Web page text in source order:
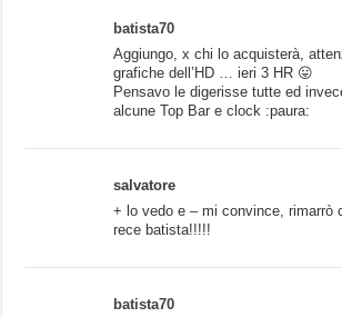
batista70
Aggiungo, x chi lo acquisterà,
grafiche dell’HD … ieri 3 HR 😛
Pensavo le digerisse tutte ed
alcune Top Bar e clock :paura:
salvatore
+ lo vedo e – mi convince, rimarrò
rece batista!!!!!
batista70